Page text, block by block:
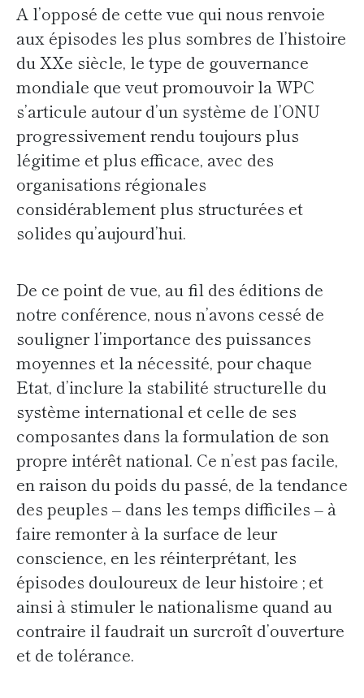
A l’opposé de cette vue qui nous renvoie
aux épisodes les plus sombres de l’histoire
du XXe siècle, le type de gouvernance
mondiale que veut promouvoir la WPC
s’articule autour d’un système de l’ONU
progressivement rendu toujours plus
légitime et plus efficace, avec des
organisations régionales
considérablement plus structurées et
solides qu’aujourd’hui.
De ce point de vue, au fil des éditions de
notre conférence, nous n’avons cessé de
souligner l’importance des puissances
moyennes et la nécessité, pour chaque
Etat, d’inclure la stabilité structurelle du
système international et celle de ses
composantes dans la formulation de son
propre intérêt national. Ce n’est pas facile,
en raison du poids du passé, de la tendance
des peuples – dans les temps difficiles – à
faire remonter à la surface de leur
conscience, en les réinterprétant, les
épisodes douloureux de leur histoire ; et
ainsi à stimuler le nationalisme quand au
contraire il faudrait un surcroît d’ouverture
et de tolérance.